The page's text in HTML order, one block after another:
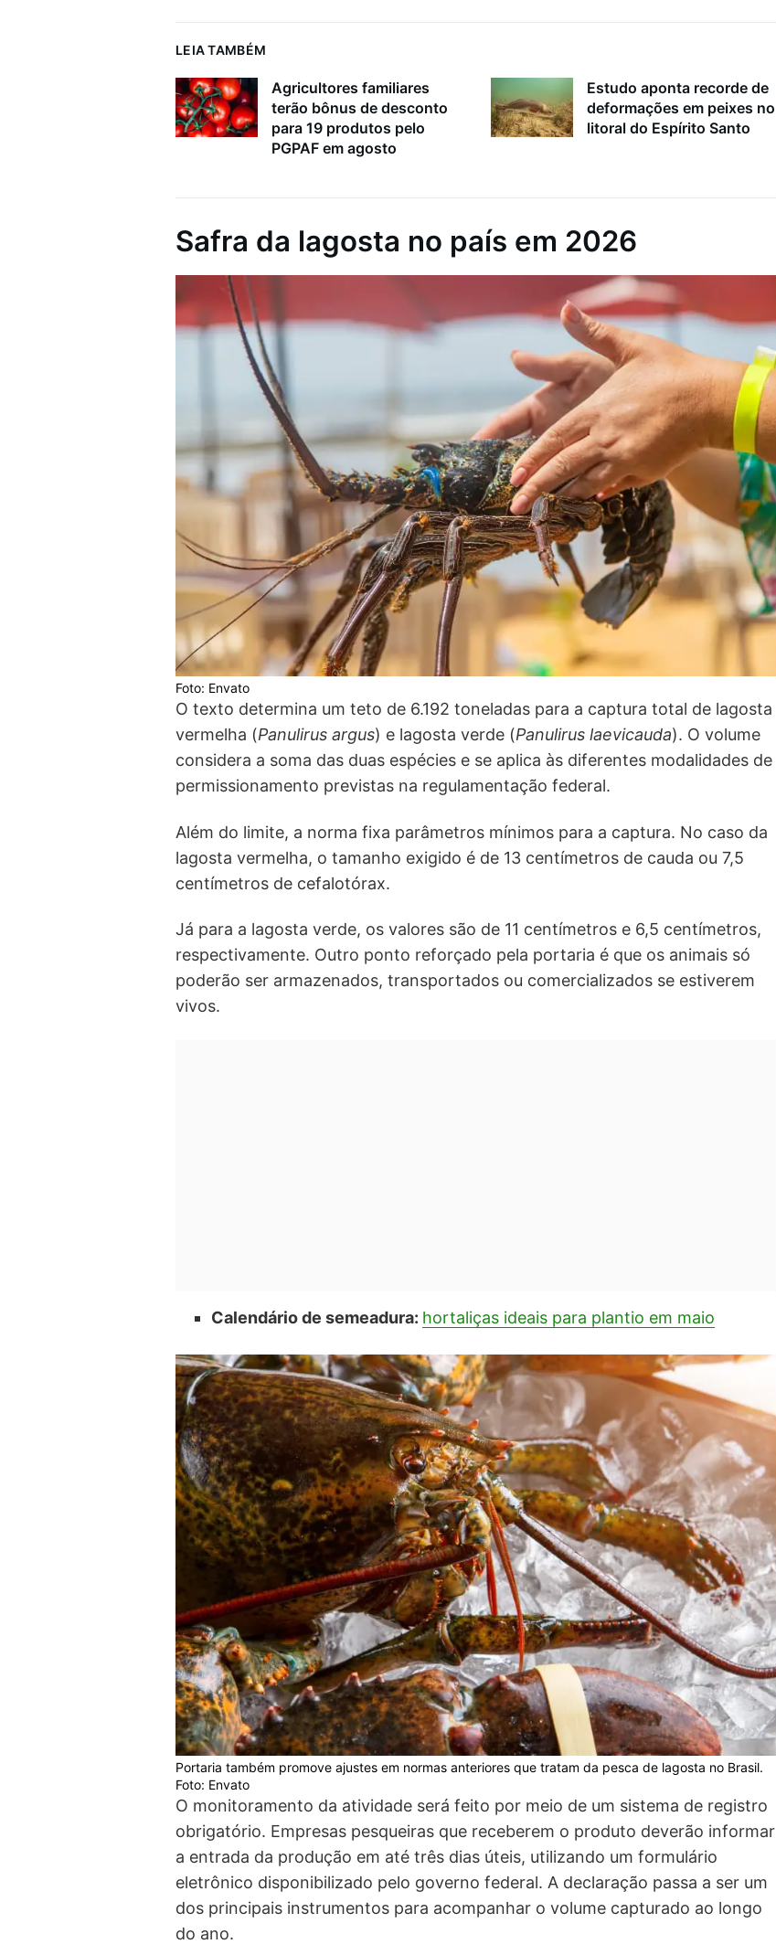
LEIA TAMBÉM
Agricultores familiares
terão bônus de desconto
para 19 produtos pelo
PGPAF em agosto
Estudo aponta recorde de
deformações em peixes no
litoral do Espírito Santo
Safra da lagosta no país em 2026
Foto: Envato
O texto determina um teto de 6.192 toneladas para a captura total de lagosta
vermelha (Panulirus argus) e lagosta verde (Panulirus laevicauda). O volume
considera a soma das duas espécies e se aplica às diferentes modalidades de
permissionamento previstas na regulamentação federal.
Além do limite, a norma fixa parâmetros mínimos para a captura. No caso da
lagosta vermelha, o tamanho exigido é de 13 centímetros de cauda ou 7,5
centímetros de cefalotórax.
Já para a lagosta verde, os valores são de 11 centímetros e 6,5 centímetros,
respectivamente. Outro ponto reforçado pela portaria é que os animais só
poderão ser armazenados, transportados ou comercializados se estiverem
vivos.
Calendário de semeadura: hortaliças ideais para plantio em maio
Portaria também promove ajustes em normas anteriores que tratam da pesca de lagosta no Brasil.
Foto: Envato
O monitoramento da atividade será feito por meio de um sistema de registro
obrigatório. Empresas pesqueiras que receberem o produto deverão informar
a entrada da produção em até três dias úteis, utilizando um formulário
eletrônico disponibilizado pelo governo federal. A declaração passa a ser um
dos principais instrumentos para acompanhar o volume capturado ao longo
do ano.